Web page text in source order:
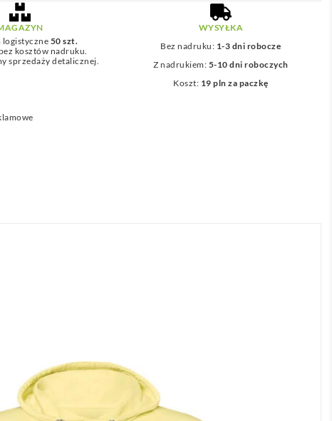
logistyczne50 szt.
kosztów nadruku.
sprzedaży detalicznej.
WYSYŁKA
Bez nadruku: 1-3 dni robocze
Z nadrukiem: 5-10 dni roboczych
Koszt: 19 pln za paczkę